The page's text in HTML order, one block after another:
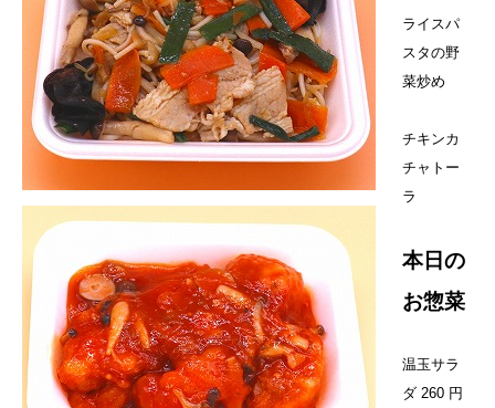
ライスパ
スタの野
菜炒め
チキンカ
チャトー
ラ
本日の
お惣菜
温玉サラ
ダ 260 円